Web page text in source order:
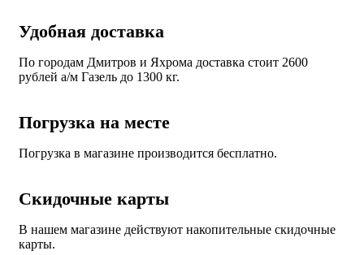
Удобная доставка
По городам Дмитров и Яхрома доставка стоит 2600
рублей а/м Газель до 1300 кг.
Погрузка на месте
Погрузка в магазине производится бесплатно.
Скидочные карты
В нашем магазине действуют накопительные скидочные
карты.